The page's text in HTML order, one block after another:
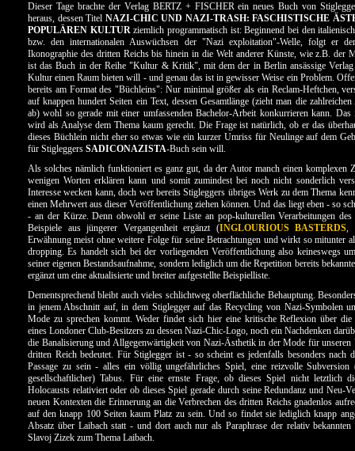
Dieser Tage brachte der Verlag BERTZ + FISCHER ein neues Buch von
heraus, dessen Titel NAZI-CHIC UND NAZI-TRASH: FASCHISTISCHE
POPULÄREN KULTURziemlich programmatisch ist: Beginnend bei den
bzw. den internationalen Auswüchsen der "Nazi exploitation"-Welle, folgt er
Ikonographie des dritten Reichs bis hinein in die Welt anderer Künste, wie z.B. der
ist das Buch in der Reihe "Kultur & Kritik", mit dem der in Berlin ansässige Verlag
Kultur einen Raum bieten will - und genau das ist in gewisser Weise ein Problem.
bereits am Format des "Büchleins": Nur minimal größer als ein Reclam-Heftchen,
auf knappen hundert Seiten ein Text, dessen Gesamtlänge (zieht man die
ab) wohl so gerade mit einer umfassenden Bachelor-Arbeit konkurrieren kann.
wird als Analyse dem Thema kaum gerecht. Die Frage ist natürlich, ob er das
dieses Büchlein nicht eher so etwas wie ein kurzer Umriss für Neulinge auf dem
für Stigleggers SADICONAZISTA-Buch sein will.
Als solches nämlich funktioniert es ganz gut, da der Autor manch einen komplexen
wenigen Worten erklären kann und somit zumindest bei noch nicht sonderlich
Interesse wecken kann, doch wer bereits Stigleggers übriges Werk zu dem Thema
einen Mehrwert aus dieser Veröffentlichung ziehen können. Und das liegt eben - so
- an der Kürze. Denn obwohl er seine Liste an pop-kulturellen Verarbeitungen des
Beispiele aus jüngerer Vergangenheit ergänzt (INGLOURIOUS BASTERDS,
Erwähnung meist ohne weitere Folge für seine Betrachtungen und wirkt so mitunter
dropping. Es handelt sich bei der vorliegenden Veröffentlichung also keineswegs
seiner eigenen Bestandsaufnahme, sondern lediglich um die Repetition bereits
ergänzt um eine aktualisierte und breiter aufgestellte Beispielliste.
Dementsprechend bleibt auch vieles schlichtweg oberflächliche Behauptung.
in jenem Abschnitt auf, in dem Stiglegger auf das Recycling von Nazi-Symbolen
Mode zu sprechen kommt. Weder findet sich hier eine kritische Reflexion über die
eines Londoner Club-Besitzers zu dessen Nazi-Chic-Logo, noch ein Nachdenken
die Banalisierung und Allgegenwärtigkeit von Nazi-Ästhetik in der Mode für unseren
dritten Reich bedeutet. Für Stiglegger ist - so scheint es jedenfalls besonders nach
Passage zu sein - alles ein völlig ungefährliches Spiel, eine reizvolle Subversion
gesellschaftlicher) Tabus. Für eine ernste Frage, ob dieses Spiel nicht letztlich
Holocausts relativiert oder ob dieses Spiel gerade durch seine Redundanz und Neu-
neuen Kontexten die Erinnerung an die Verbrechen des dritten Reichs gnadenlos
auf den knapp 100 Seiten kaum Platz zu sein. Und so findet sie lediglich knapp
Absatz über Laibach statt - und dort auch nur als Paraphrase der relativ
Slavoj Zizek zum Thema Laibach.